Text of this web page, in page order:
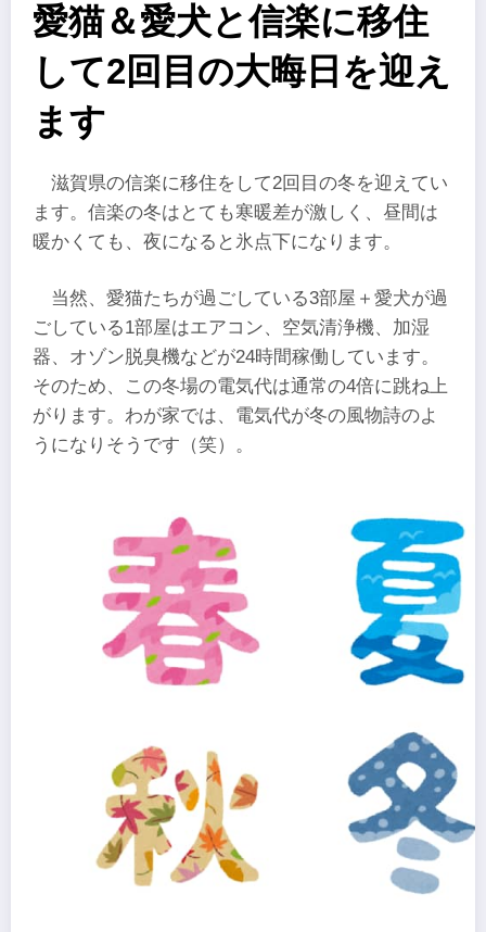
愛猫＆愛犬と信楽に移住
して2回目の大晦日を迎え
ます
滋賀県の信楽に移住をして2回目の冬を迎えてい
ます。信楽の冬はとても寒暖差が激しく、昼間は
暖かくても、夜になると氷点下になります。
当然、愛猫たちが過ごしている3部屋＋愛犬が過
ごしている1部屋はエアコン、空気清浄機、加湿
器、オゾン脱臭機などが24時間稼働しています。
そのため、この冬場の電気代は通常の4倍に跳ね上
がります。わが家では、電気代が冬の風物詩のよ
うになりそうです（笑）。